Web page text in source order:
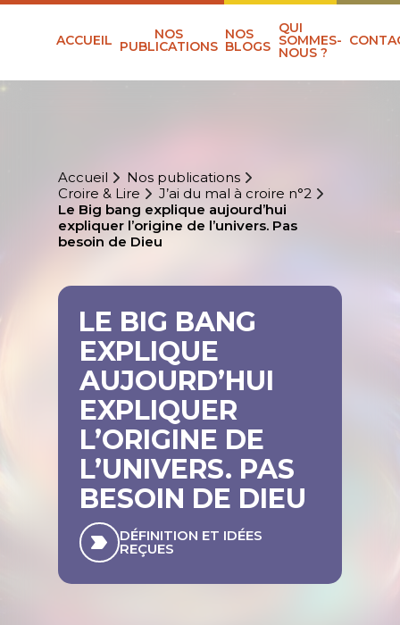
ACCUEIL NOS
PUBLICATIONS
NOS
BLOGS
QUI
SOMMES-
NOUS ?
Accueil
Nos publications
Croire & Lire
J’ai du mal à croire n°2
Le Big bang explique aujourd’hui
expliquer l’origine de l’univers. Pas
besoin de Dieu
LE BIG BANG
EXPLIQUE
AUJOURD’HUI
EXPLIQUER
L’ORIGINE DE
L’UNIVERS. PAS
BESOIN DE DIEU
DÉFINITION ET IDÉES
REÇUES